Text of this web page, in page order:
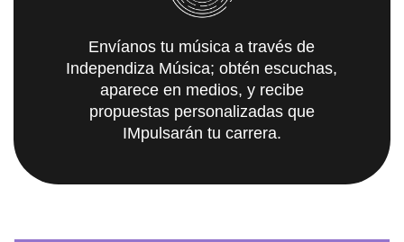
Envíanos tu música a través de
Independiza Música; obtén escuchas,
aparece en medios, y recibe
propuestas personalizadas que
IMpulsarán tu carrera.